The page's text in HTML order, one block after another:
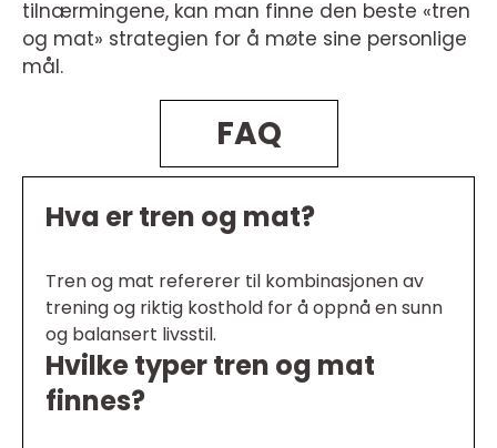
tilnærmingene, kan man finne den beste «tren
og mat» strategien for å møte sine personlige
mål.
FAQ
Hva er tren og mat?
Tren og mat refererer til kombinasjonen av
trening og riktig kosthold for å oppnå en sunn
og balansert livsstil.
Hvilke typer tren og mat
finnes?